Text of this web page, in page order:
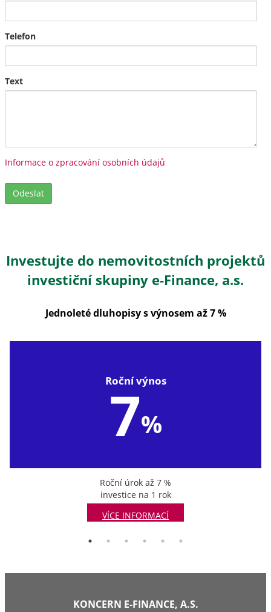
Telefon
Text
Informace o zpracování osobních údajů
Investujte do nemovitostních projektů
investiční skupiny e-Finance, a.s.
Jednoleté dluhopisy s výnosem až 7 %
Roční výnos
7%
Roční úrok až 7 %
investice na 1 rok
VÍCE INFORMACÍ
KONCERN E-FINANCE, A.S.